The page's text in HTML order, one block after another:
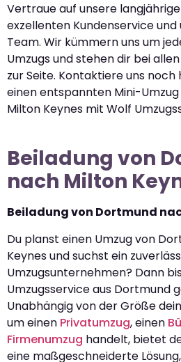
Vertraue auf unsere
exzellenten Kundenservice
Team. Wir kümmern uns um
Umzugs und stehen dir bei
zur Seite. Kontaktiere uns
einen entspannten Mini-
Milton Keynes mit Wolf
Beiladung von
nach Milton
Beiladung von Dortmund
Du planst einen Umzug von
Keynes und suchst ein
Umzugsunternehmen? Dann
Umzugsservice aus Dortmund
Unabhängig von der Größe
um einen Privatumzug, einen
Firmenumzug handelt, bietet
eine maßgeschneiderte